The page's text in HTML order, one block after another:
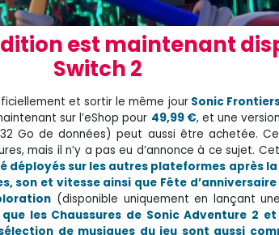
est maintenant
Switch 2
et sortir le même jourSonic
sur l’eShop pour 49,99 €, et une
Go de données) peut aussi être achetée.
mais il n’y a pas eu d’annonce à ce sujet.
déployés sur les autres plateformes après
son et vitesse ainsi que Fête d’anniversaire
(disponible uniquement en lançant
les Chaussures de Sonic Adventure 2 et
de musiques du jeu sont aussi